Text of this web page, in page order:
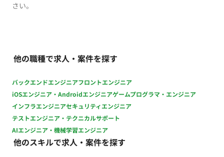
さい。
他の職種で求人・案件を探す
バックエンドエンジニアフロントエンジニア
iOSエンジニア・Androidエンジニアゲームプログラマ・エンジニア
インフラエンジニアセキュリティエンジニア
テストエンジニア・テクニカルサポート
AIエンジニア・機械学習エンジニア
他のスキルで求人・案件を探す